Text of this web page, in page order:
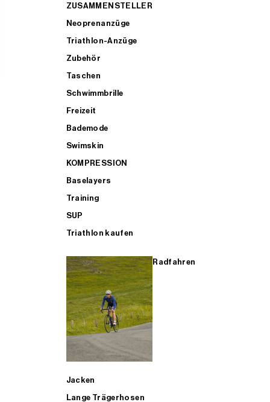
ZUSAMMENSTELLER
Neoprenanzüge
Triathlon-Anzüge
Zubehör
Taschen
Schwimmbrille
Freizeit
Bademode
Swimskin
KOMPRESSION
Baselayers
Training
SUP
Triathlon kaufen
Radfahren
Jacken
Lange Trägerhosen